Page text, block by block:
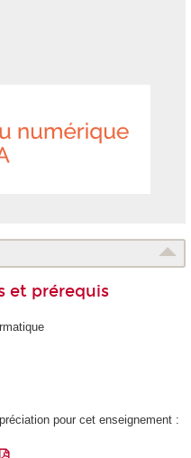
et prérequis
pour cet enseignement :